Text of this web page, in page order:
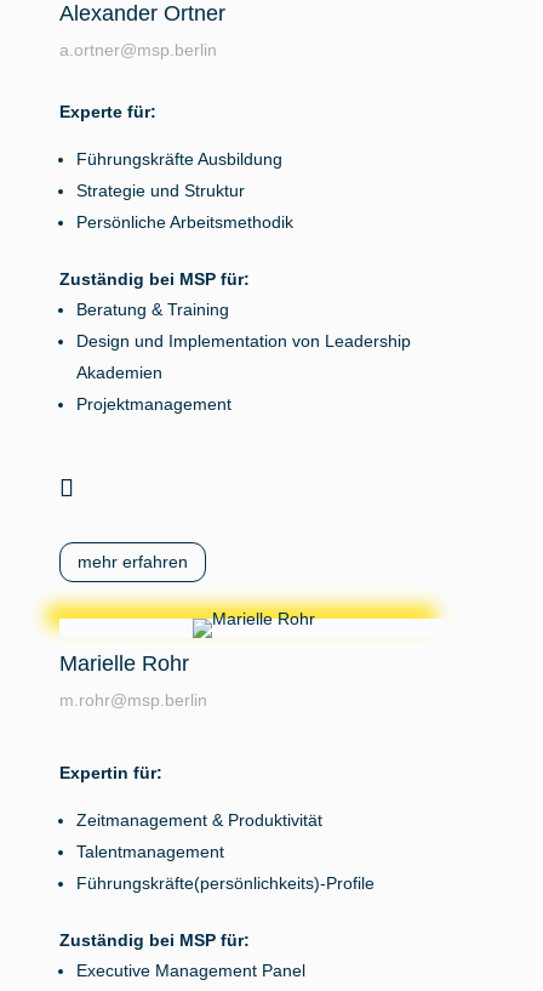
Alexander Ortner
a.ortner@msp.berlin
Experte für:
Führungskräfte Ausbildung
Strategie und Struktur
Persönliche Arbeitsmethodik
Zuständig bei MSP für:
Beratung & Training
Design und Implementation von Leadership
Akademien
Projektmanagement
mehr erfahren
Marielle Rohr
m.rohr@msp.berlin
Expertin für:
Zeitmanagement & Produktivität
Talentmanagement
Führungskräfte(persönlichkeits)-Profile
Zuständig bei MSP für:
Executive Management Panel